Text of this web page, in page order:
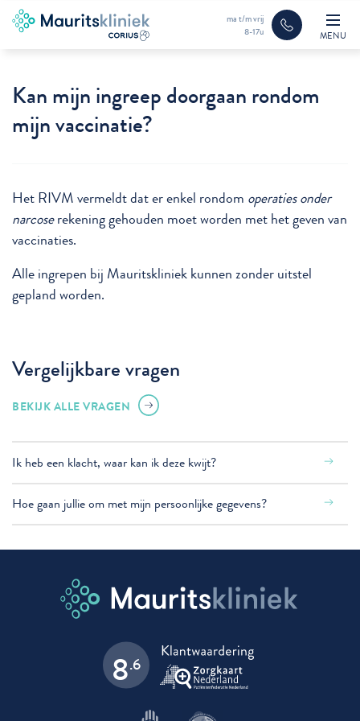
ma t/m vrij
8-17u
MENU
Kan mijn ingreep doorgaan rondom
mijn vaccinatie?
Het RIVM vermeldt dat er enkel rondom operaties onder
narcoserekening gehouden moet worden met het geven van
vaccinaties.
Alle ingrepen bij Mauritskliniek kunnen zonder uitstel
gepland worden.
Vergelijkbare vragen
BEKIJK ALLE VRAGEN
Ik heb een klacht, waar kan ik deze kwijt?
Hoe gaan jullie om met mijn persoonlijke gegevens?
8.6